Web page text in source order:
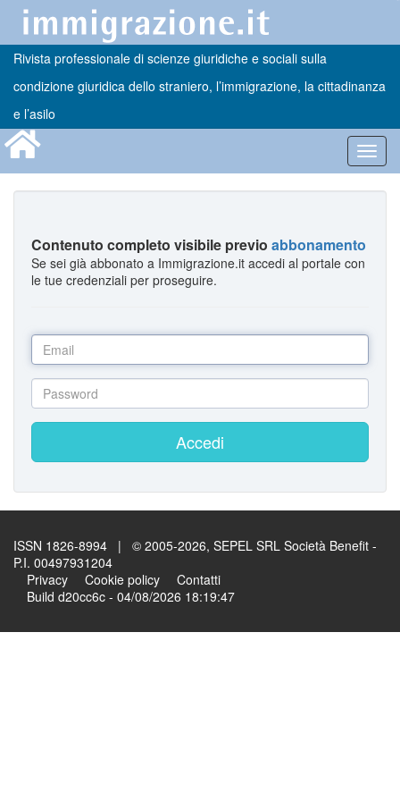
Rivista professionale di scienze giuridiche e sociali sulla
condizione giuridica dello straniero, l’immigrazione, la cittadinanza
e l’asilo
Contenuto completo visibile previo abbonamento
Se sei già abbonato a Immigrazione.it accedi al portale con
le tue credenziali per proseguire.
Accedi
ISSN 1826-8994 | © 2005-2026, SEPEL SRL Società Benefit -
P.I. 00497931204
Privacy
Cookie policy
Contatti
Build d20cc6c - 04/08/2026 18:19:47